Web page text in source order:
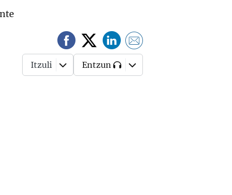
Itzuli Entzun